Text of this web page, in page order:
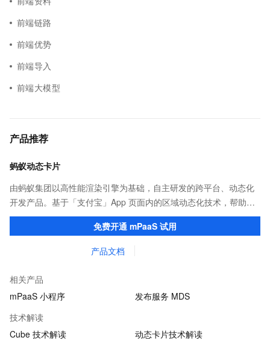
前端链路
前端优势
前端导入
前端大模型
产品推荐
蚂蚁动态卡片
由蚂蚁集团以高性能渲染引擎为基础，自主研发的跨平台、动态化
开发产品。基于「支付宝」App 页面内的区域动态化技术，帮助客
户提升研发效率的同时，追求轻量、流畅的 App 性能体验。
免费开通 mPaaS 试用
产品文档
相关产品
mPaaS 小程序
发布服务 MDS
技术解读
Cube 技术解读
动态卡片技术解读